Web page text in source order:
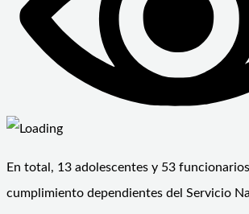
En total, 13 adolescentes y 53
cumplimiento dependientes del Servicio